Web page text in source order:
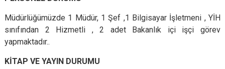
Müdürlüğümüzde 1 Müdür, 1 Şef ,1 Bilgisayar İşletmeni , YİH
sınıfından 2 Hizmetli , 2 adet Bakanlık içi işçi görev
yapmaktadır..
KİTAP VE YAYIN DURUMU